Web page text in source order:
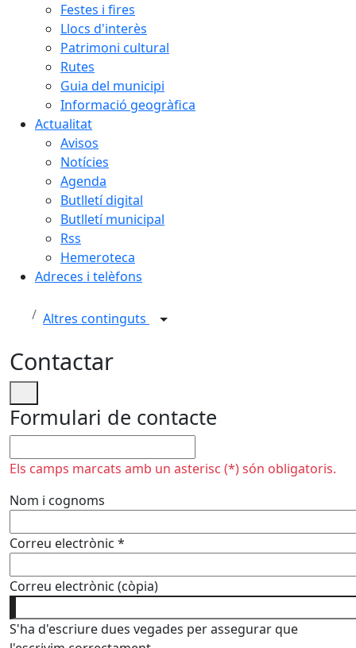
Festes i fires
Llocs d'interès
Patrimoni cultural
Rutes
Guia del municipi
Informació geogràfica
Actualitat
Avisos
Notícies
Agenda
Butlletí digital
Butlletí municipal
Rss
Hemeroteca
Adreces i telèfons
Altres continguts
Contactar
Formulari de contacte
Els camps marcats amb un asterisc (*) són obligatoris.
Nom i cognoms
Correu electrònic *
Correu electrònic (còpia)
S'ha d'escriure dues vegades per assegurar que